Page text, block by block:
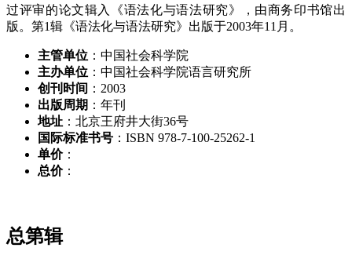
过评审的论文辑入《语法化与语法研究》，由商务印书馆出
版。第1辑《语法化与语法研究》出版于2003年11月。
主管单位 ：中国社会科学院
主办单位 ：中国社会科学院语言研究所
创刊时间 ：2003
出版周期 ：年刊
地址 ：北京王府井大街36号
国际标准书号 ：ISBN 978-7-100-25262-1
单价：
总价：
总第辑